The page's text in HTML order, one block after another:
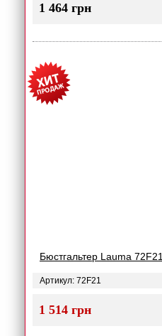
1 464 грн
Бюстгальтер Lauma 72F21
Артикул: 72F21
1 514 грн